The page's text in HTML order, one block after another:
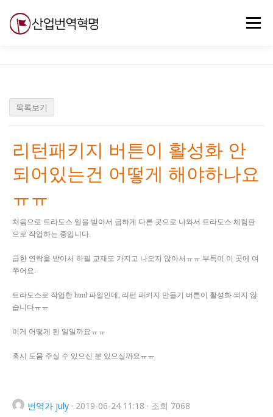
메뉴
목록보기
리턴패키지 버튼이 활성화 안
되어있는건 어떻게 해야하나요
ㅠㅠ
처음으로 트라도스 일을 받아서 급하게 다른 곳으로 나와서 트라도스 체험판
으로 작업하는 중입니다.
급한 연락을 받아서 하필 교재도 가지고 나오지 않아서ㅠㅠ 부득이 이 곳에 여
쭈어요.
트라도스로 작업한 html 파일인데, 리턴 패키지 만들기 버튼이 활성화 되지 않
습니다ㅠㅠ
이게 어떻게 된 일일까요ㅠㅠ
혹시 도움 주실 수 있으신 분 있으실까요ㅠㅠ
번역가 july · 2019-06-24 11:18 · 조회 7068